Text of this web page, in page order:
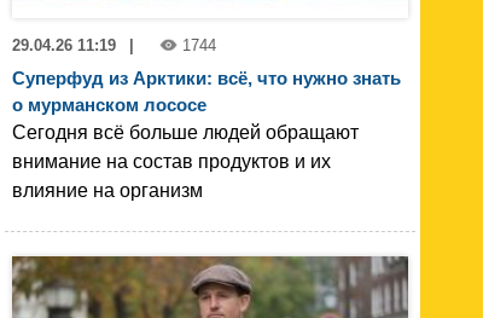
29.04.26 11:19 1744
Суперфуд из Арктики: всё, что нужно знать
о мурманском лососе
Сегодня всё больше людей обращают
внимание на состав продуктов и их
влияние на организм